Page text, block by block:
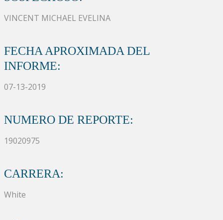
VINCENT MICHAEL EVELINA
FECHA APROXIMADA DEL
INFORME:
07-13-2019
NUMERO DE REPORTE:
19020975
CARRERA:
White